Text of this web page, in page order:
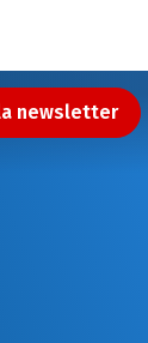
newsletter